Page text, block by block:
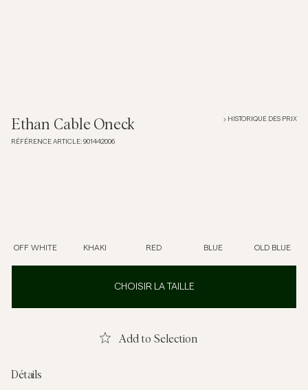
Chemises
T-shirts
Sous-vêtements
Ethan Cable Oneck
RÉFÉRENCE ARTICLE: 901442006
HISTORIQUE DES PRIX
OFF WHITE KHAKI RED BLUE OLD BLUE
CHOISIR LA TAILLE
Add to Selection
Détails